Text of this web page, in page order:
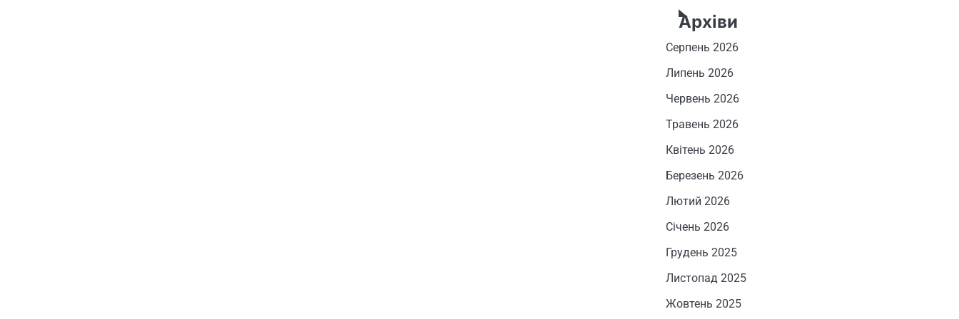
Архіви
Серпень 2026
Липень 2026
Червень 2026
Травень 2026
Квітень 2026
Березень 2026
Лютий 2026
Січень 2026
Грудень 2025
Листопад 2025
Жовтень 2025